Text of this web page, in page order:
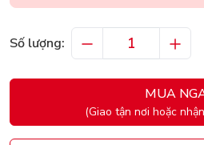
Số lượng:
MUA
(Giao tận nơi hoặc